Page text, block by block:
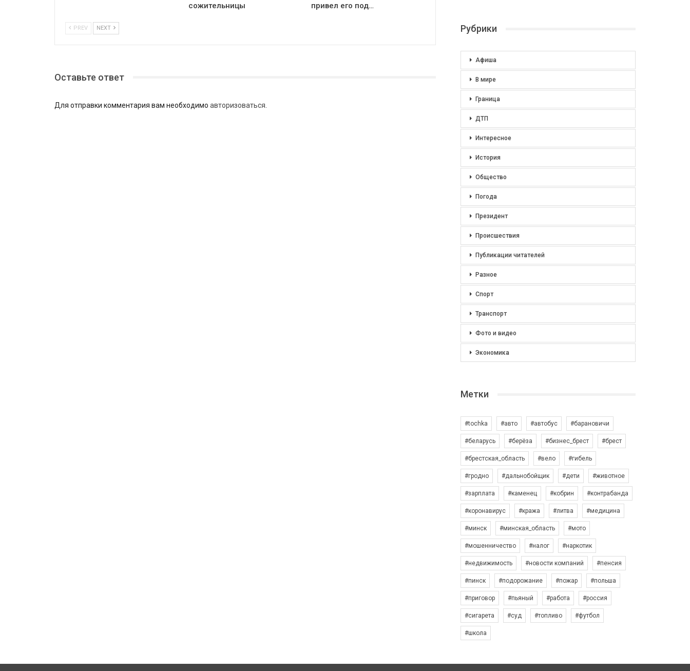
сожительницы
привел его под…
PREV NEXT
Оставьте ответ
Для отправки комментария вам необходимо авторизоваться
Рубрики
Афиша
В мире
Граница
ДТП
Интересное
История
Общество
Погода
Президент
Происшествия
Публикации читателей
Разное
Спорт
Транспорт
Фото и видео
Экономика
Метки
#tochka #авто #автобус #барановичи
#беларусь #берёза #бизнес_брест #брест
#брестская_область #вело #гибель
#гродно #дальнобойщик #дети #животное
#зарплата #каменец #кобрин #контрабанда
#коронавирус #кража #литва #медицина
#минск #минская_область #мото
#мошенничество #налог #наркотик
#недвижимость #новости компаний #пенсия
#пинск #подорожание #пожар #польша
#приговор #пьяный #работа #россия
#сигарета #суд #топливо #футбол
#школа